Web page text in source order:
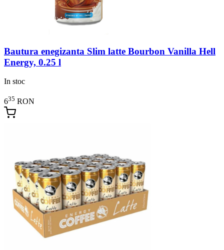
Bautura enegizanta Slim latte Bourbon Vanilla Hell
Energy, 0.25 l
In stoc
635 RON